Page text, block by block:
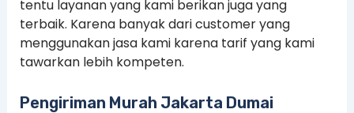
tentu layanan yang kami berikan juga yang
terbaik. Karena banyak dari customer yang
menggunakan jasa kami karena tarif yang kami
tawarkan lebih kompeten.
Pengiriman Murah Jakarta Dumai